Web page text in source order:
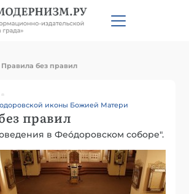
Правила без правил
иконы Божией Матери
правил
в Феóдоровском соборе".